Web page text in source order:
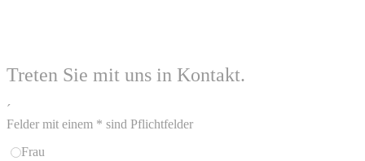
Treten Sie mit uns in Kontakt.
´
Felder mit einem * sind Pflichtfelder
Frau